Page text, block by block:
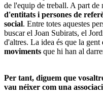
de l'equip de treball. A part de
d'entitats i persones de
social. Entre totes aquestes
buscar el Joan Subirats, el
d'altres. La idea és que la gent
moviments que hi han al
Per tant, diguem que
vau néixer com una